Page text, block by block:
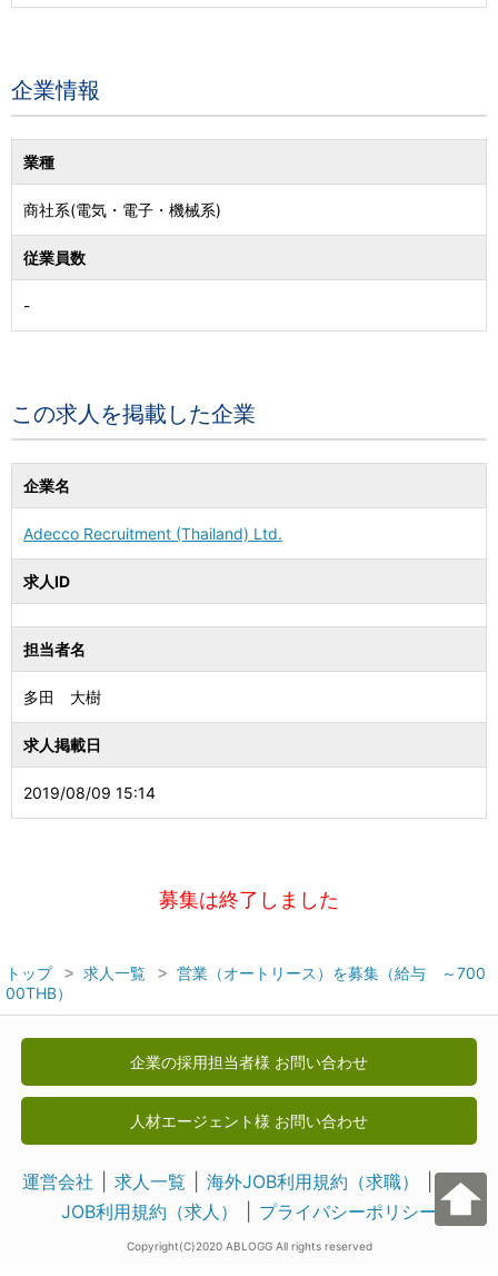
企業情報
業種
商社系(電気・電子・機械系)
従業員数
-
この求人を掲載した企業
企業名
Adecco Recruitment (Thailand) Ltd.
求人ID
担当者名
多田 大樹
求人掲載日
2019/08/09 15:14
募集は終了しました
トップ 求人一覧
営業（オートリース）を募集（給与 ～700
00THB）
企業の採用担当者様 お問い合わせ
人材エージェント様 お問い合わせ
運営会社 求人一覧 海外JOB利用規約（求職）
海外
JOB利用規約（求人）
プライバシーポリシー
Copyright(C)2020 ABLOGG All rights reserved